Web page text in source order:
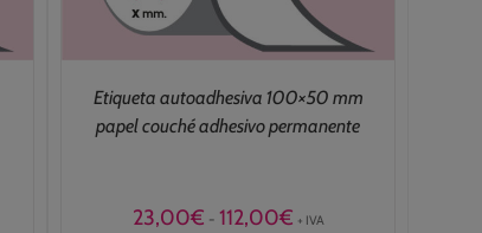
Etiqueta autoadhesiva 100×50 mm
papel couché adhesivo permanente
23,00€ - 112,00€Rango
+ IVA